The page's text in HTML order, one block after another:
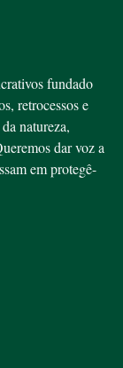
fundado
retrocessos e
natureza,
dar voz a
em protegê-